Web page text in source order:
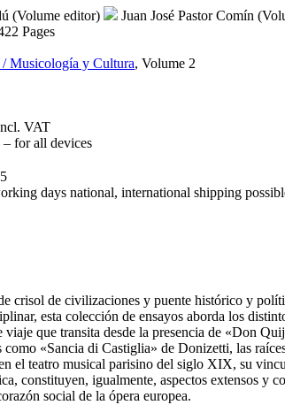
(Volume editor)
Juan José Pastor Comín
Pages
Musicología y Cultura, Volume 2
VAT
for all devices
days national, international shipping
crisol de civilizaciones y puente histórico y
esta colección de ensayos aborda los
viaje que transita desde la presencia de «Don
como «Sancia di Castiglia» de Donizetti, las
el teatro musical parisino del siglo XIX, su
constituyen, igualmente, aspectos extensos y
social de la ópera europea.